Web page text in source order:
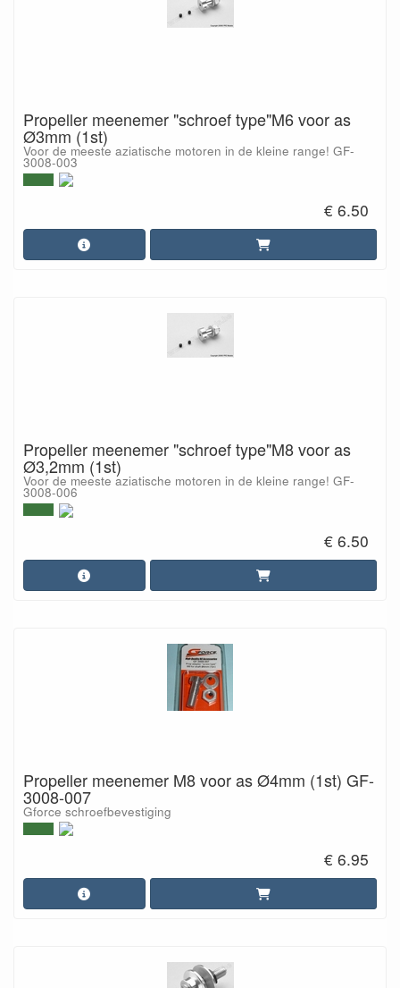
Propeller meenemer "schroef type"M6 voor as
Ø3mm (1st)
Voor de meeste aziatische motoren in de kleine range! GF-
3008-003
€ 6.50
Propeller meenemer "schroef type"M8 voor as
Ø3,2mm (1st)
Voor de meeste aziatische motoren in de kleine range! GF-
3008-006
€ 6.50
Propeller meenemer M8 voor as Ø4mm (1st) GF-
3008-007
Gforce schroefbevestiging
€ 6.95